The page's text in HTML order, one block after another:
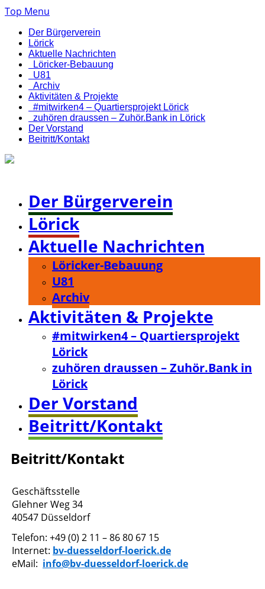
Top Menu
Der Bürgerverein
Lörick
Aktuelle Nachrichten
Löricker-Bebauung
U81
Archiv
Aktivitäten & Projekte
#mitwirken4 – Quartiersprojekt Lörick
zuhören draussen – Zuhör.Bank in Lörick
Der Vorstand
Beitritt/Kontakt
Der Bürgerverein
Lörick
Aktuelle Nachrichten
Löricker-Bebauung
U81
Archiv
Aktivitäten & Projekte
#mitwirken4 – Quartiersprojekt
Lörick
zuhören draussen – Zuhör.Bank in
Lörick
Der Vorstand
Beitritt/Kontakt
Beitritt/Kontakt
Geschäftsstelle
Glehner Weg 34
40547 Düsseldorf
Telefon: +49 (0) 2 11 – 86 80 67 15
Internet: bv-duesseldorf-loerick.de
eMail: info@bv-duesseldorf-loerick.de